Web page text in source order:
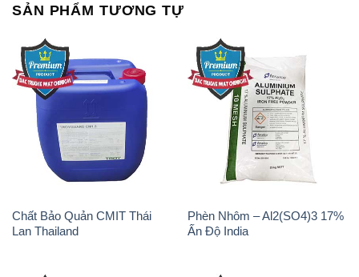
Chất Bảo Quản CMIT Thái
Lan Thailand
Phèn Nhôm – Al2(SO4)3 17%
Ấn Độ India